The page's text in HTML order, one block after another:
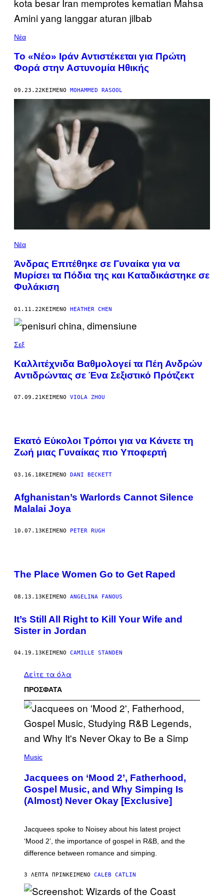
Νέα
Το «Νέο» Ιράν Αντιστέκεται για Πρώτη
Φορά στην Αστυνομία Ηθικής
09.23.22ΚΕΊΜΕΝΟ MOHAMMED RASOOL
Νέα
Άνδρας Επιτέθηκε σε Γυναίκα για να
Μυρίσει τα Πόδια της και Καταδικάστηκε σε
Φυλάκιση
01.11.22ΚΕΊΜΕΝΟ HEATHER CHEN
Σεξ
Καλλιτέχνιδα Βαθμολογεί τα Πέη Ανδρών
Αντιδρώντας σε Ένα Σεξιστικό Πρότζεκτ
07.09.21ΚΕΊΜΕΝΟ VIOLA ZHOU
Εκατό Eύκολοι Tρόποι για να Kάνετε τη
Zωή μιας Γυναίκας πιο Υποφερτή
03.16.18ΚΕΊΜΕΝΟ DANI BECKETT
Afghanistan’s Warlords Cannot Silence
Malalai Joya
10.07.13ΚΕΊΜΕΝΟ PETER RUGH
The Place Women Go to Get Raped
08.13.13ΚΕΊΜΕΝΟ ANGELINA FANOUS
It’s Still All Right to Kill Your Wife and
Sister in Jordan
04.19.13ΚΕΊΜΕΝΟ CAMILLE STANDEN
Δείτε τα όλα
ΠΡΟΣΦΑΤΑ
P
T
O
V
I
M
K
R
Music
Jacquees on ‘Mood 2’, Fatherhood,
Gospel Music, and Why Simping Is
(Almost) Never Okay [Exclusive]
Jacquees spoke to Noisey about his latest project
‘Mood 2’, the importance of gospel in R&B, and the
difference between romance and simping.
3 ΛΕΠΤΆ ΠΡΙΝ ΚΕΊΜΕΝΟ CALEB CATLIN